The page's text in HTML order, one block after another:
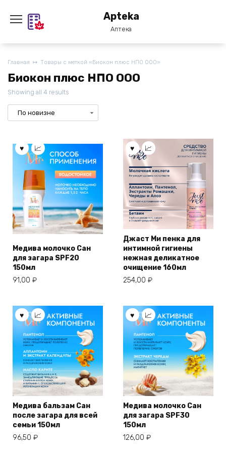
содержанию
Apteka
Аптека
Главная Товары с меткой «Биокон плюс НПО ООО»
Биокон плюс НПО ООО
Showing all 4 results
Медива молочко Сан
для загара SPF20
150мл
91,00 ₽
Джаст Ми пенка для
интимной гигиены
нежная деликатное
очищение 160мл
254,00 ₽
Медива бальзам Сан
после загара для всей
семьи 150мл
96,50 ₽
Медива молочко Сан
для загара SPF30
150мл
126,00 ₽